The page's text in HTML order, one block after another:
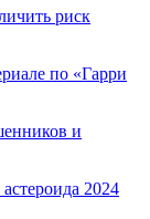
риск
по «Гарри
и
2024